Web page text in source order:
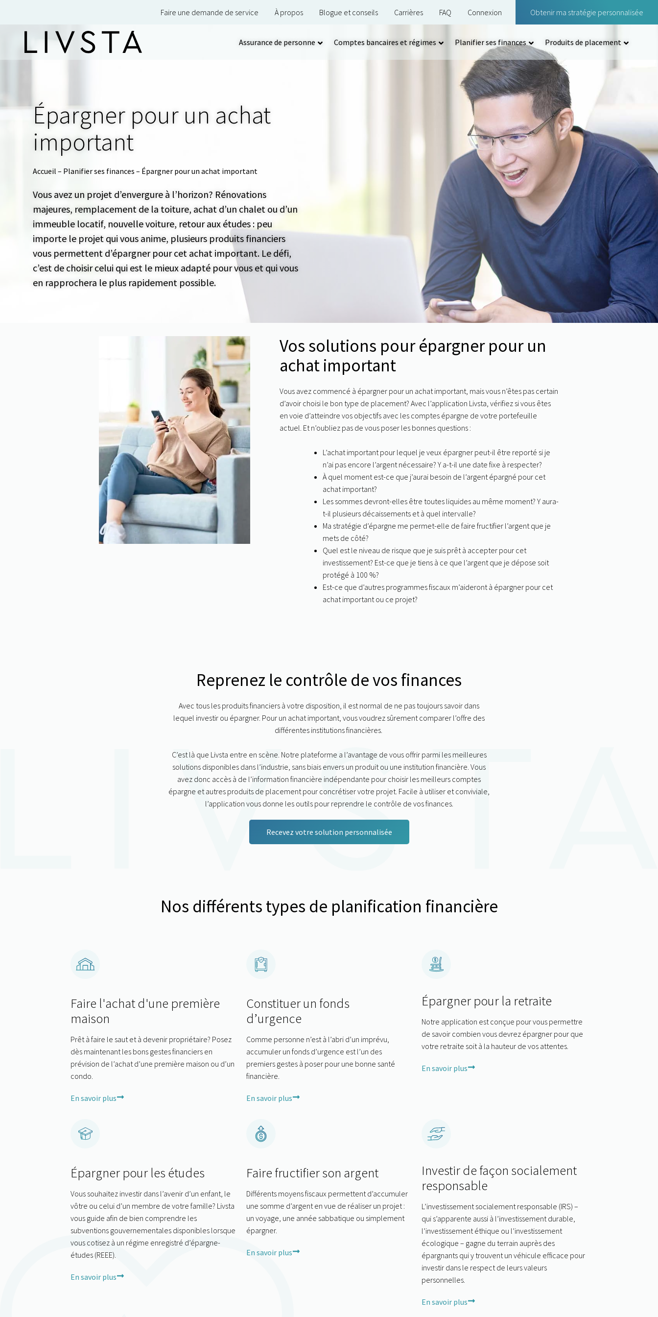
Faire une demande de service À propos Blogue et conseils Carrières FAQ Connexion Obtenir ma stratégie personnalisée
Assurance de personne Comptes bancaires et régimes Planifier ses finances Produits de placement
Épargner pour un achat
important
Accueil – Planifier ses finances – Épargner pour un achat important
Vous avez un projet d’envergure à l’horizon? Rénovations
majeures, remplacement de la toiture, achat d’un chalet ou d’un
immeuble locatif, nouvelle voiture, retour aux études : peu
importe le projet qui vous anime, plusieurs produits financiers
vous permettent d’épargner pour cet achat important. Le défi,
c’est de choisir celui qui est le mieux adapté pour vous et qui vous
en rapprochera le plus rapidement possible.
Vos solutions pourépargner pour un
achat important
Vous avez commencé à épargner pour un achat important, mais vous n’êtes pas certain
d’avoir choisi le bon type de placement? Avec l’application Livsta, vérifiez si vous êtes
en voie d’atteindre vos objectifs avec les comptes épargne de votre portefeuille
actuel. Et n’oubliez pas de vous poser les bonnes questions :
L’achat important pour lequel je veux épargner peut-il être reporté si je
n’ai pas encore l’argent nécessaire? Y a-t-il une date fixe à respecter?
À quel moment est-ce que j’aurai besoin de l’argent épargné pour cet
achat important?
Les sommes devront-elles être toutes liquides au même moment? Y aura-
t-il plusieurs décaissements et à quel intervalle?
Ma stratégie d’épargne me permet-elle de faire fructifier l’argent que je
mets de côté?
Quel est le niveau de risque que je suis prêt à accepter pour cet
investissement? Est-ce que je tiens à ce que l’argent que je dépose soit
protégé à 100 %?
Est-ce que d’autres programmes fiscaux m’aideront à épargner pour cet
achat important ou ce projet?
Reprenez le contrôle de vos finances
Avec tous les produits financiers à votre disposition, il est normal de ne pas toujours savoir dans
lequel investir ou épargner. Pour un achat important , vous voudrez sûrement comparer l’offre des
différentes institutions financières.
C’est là que Livsta entre en scène. Notre plateforme a l’avantage de vous offrir parmi les meilleures
solutions disponibles dans l’industrie, sans biais envers un produit ou une institution financière. Vous
avez donc accès à de l’information financière indépendante pour choisir les meilleurs comptes
épargne et autres produits de placement pour concrétiser votre projet. Facile à utiliser et conviviale,
l’application vous donne les outils pour reprendre le contrôle de vos finances.
Recevez votre solution personnalisée
Nos différents types de planification financière
Faire l'achat d'une première
maison
Prêt à faire le saut et à devenir propriétaire? Posez
dès maintenant les bons gestes financiers en
prévision de l’achat d’une première maison ou d’un
condo.
En savoir plus
Constituer un fonds
d’urgence
Comme personne n’est à l’abri d’un imprévu,
accumuler un fonds d’urgence est l’un des
premiers gestes à poser pour une bonne santé
financière.
En savoir plus
Épargner pour la retraite
Notre application est conçue pour vous permettre
de savoir combien vous devrez épargner pour que
votre retraite soit à la hauteur de vos attentes.
En savoir plus
Épargner pour les études
Vous souhaitez investir dans l’avenir d’un enfant, le
vôtre ou celui d’un membre de votre famille? Livsta
vous guide afin de bien comprendre les
subventions gouvernementales disponibles lorsque
vous cotisez à un régime enregistré d’épargne-
études (REEE).
En savoir plus
Faire fructifier son argent
Différents moyens fiscaux permettent d’accumuler
une somme d’argent en vue de réaliser un projet :
un voyage, une année sabbatique ou simplement
épargner.
En savoir plus
Investir de façon socialement
responsable
L’investissement socialement responsable (IRS) –
qui s’apparente aussi à l’investissement durable,
l’investissement éthique ou l’investissement
écologique – gagne du terrain auprès des
épargnants qui y trouvent un véhicule efficace pour
investir dans le respect de leurs valeurs
personnelles.
En savoir plus